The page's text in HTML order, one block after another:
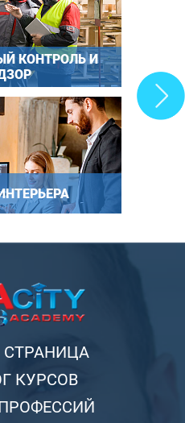
КОНТРОЛЬ И
СТРАНИЦА
КУРСОВ